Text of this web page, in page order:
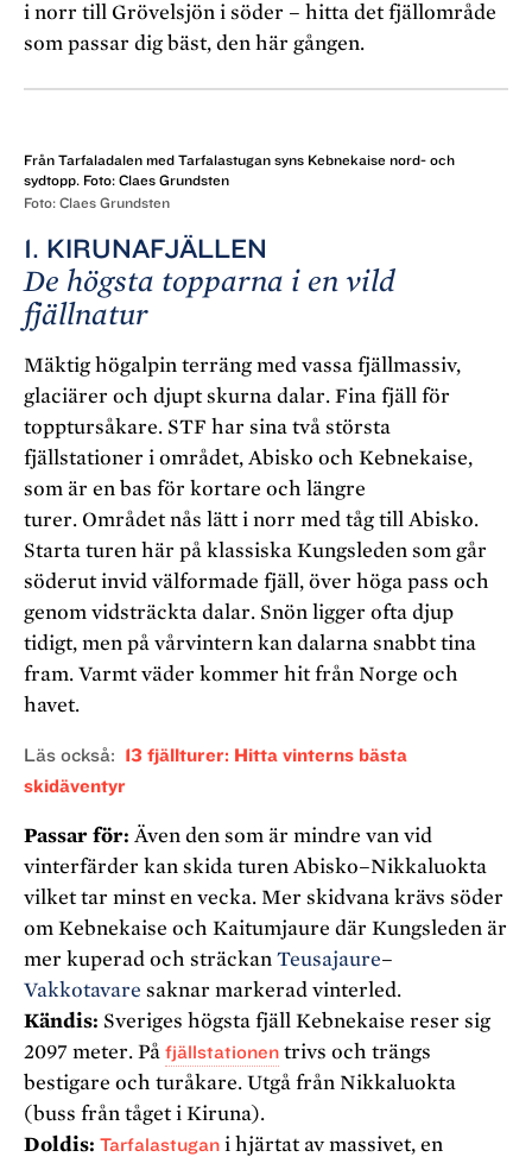
i norr till Grövelsjön i söder – hitta det fjällområde
som passar dig bäst, den här gången.
Från Tarfaladalen med Tarfalastugan syns Kebnekaise nord- och
sydtopp. Foto: Claes Grundsten
Foto: Claes Grundsten
1. KIRUNAFJÄLLEN
De högsta topparna i en vild
fjällnatur
Mäktig högalpin terräng med vassa fjällmassiv,
glaciärer och djupt skurna dalar. Fina fjäll för
topptursåkare. STF har sina två största
fjällstationer i området, Abisko och Kebnekaise,
som är en bas för kortare och längre
turer. Området nås lätt i norr med tåg till Abisko.
Starta turen här på klassiska Kungsleden som går
söderut invid välformade fjäll, över höga pass och
genom vidsträckta dalar. Snön ligger ofta djup
tidigt, men på vårvintern kan dalarna snabbt tina
fram. Varmt väder kommer hit från Norge och
havet.
Läs också
13 fjällturer: Hitta vinterns bästa
skidäventyr
Passar för: Även den som är mindre van vid
vinterfärder kan skida turen Abisko–Nikkaluokta
vilket tar minst en vecka. Mer skidvana krävs söder
om Kebnekaise och Kaitumjaure där Kungsleden är
mer kuperad och sträckan Teusajaure–
Vakkotavare saknar markerad vinterled.
Kändis: Sveriges högsta fjäll Kebnekaise reser sig
2097 meter. På fjällstationen trivs och trängs
bestigare och turåkare. Utgå från Nikkaluokta
(buss från tåget i Kiruna).
Doldis: Tarfalastugan i hjärtat av massivet, en